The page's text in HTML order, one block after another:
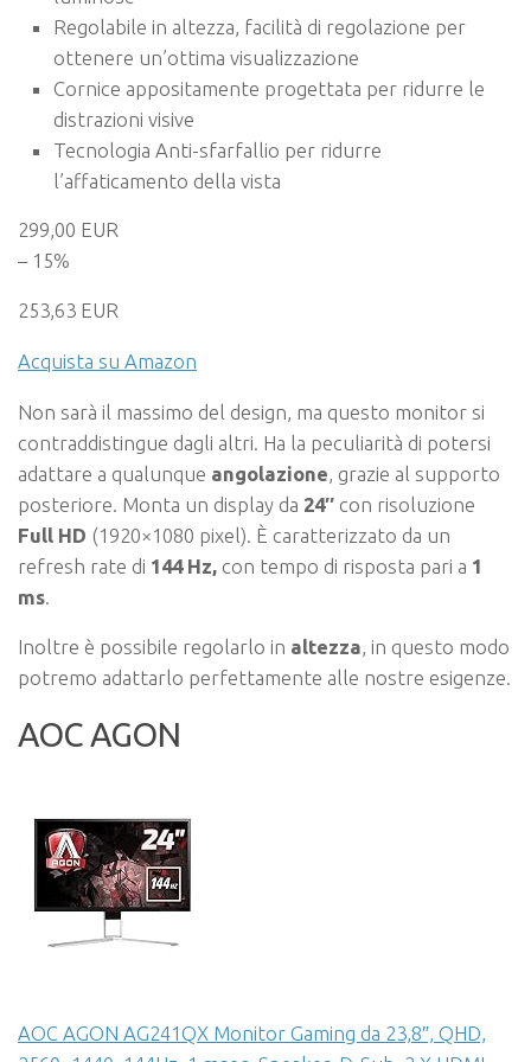
Regolabile in altezza, facilità di regolazione per
ottenere un’ottima visualizzazione
Cornice appositamente progettata per ridurre le
distrazioni visive
Tecnologia Anti-sfarfallio per ridurre
l’affaticamento della vista
299,00 EUR
– 15%
253,63 EUR
Acquista su Amazon
Non sarà il massimo del design, ma questo monitor si
contraddistingue dagli altri. Ha la peculiarità di potersi
adattare a qualunque angolazione , grazie al supporto
posteriore. Monta un display da 24″ con risoluzione
Full HD (1920×1080 pixel). È caratterizzato da un
refresh rate di 144 Hz, con tempo di risposta pari a 1
ms
Inoltre è possibile regolarlo in altezza, in questo modo
potremo adattarlo perfettamente alle nostre esigenze.
AOC AGON
AOC AGON AG241QX Monitor Gaming da 23,8″, QHD,